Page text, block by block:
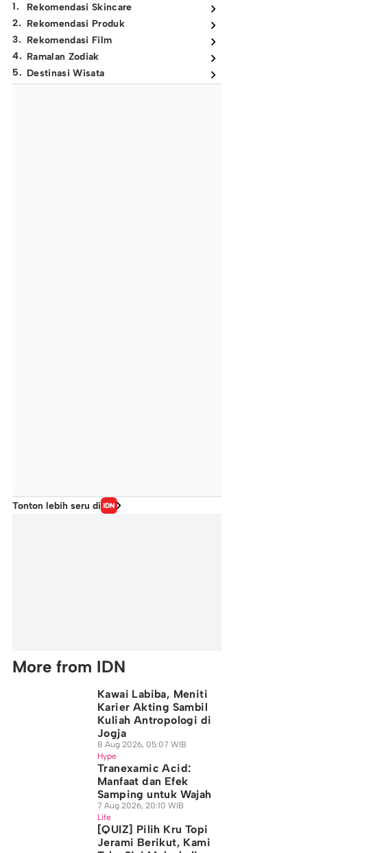
1.
Rekomendasi Skincare
2. Rekomendasi Produk
3. Rekomendasi Film
4. Ramalan Zodiak
5. Destinasi Wisata
Tonton lebih seru di
More from IDN
Kawai Labiba, Meniti
Karier Akting Sambil
Kuliah Antropologi di
Jogja
8 Aug 2026, 05:07 WIB
Hype
Tranexamic Acid:
Manfaat dan Efek
Samping untuk Wajah
7 Aug 2026, 20:10 WIB
Life
[QUIZ] Pilih Kru Topi
Jerami Berikut, Kami